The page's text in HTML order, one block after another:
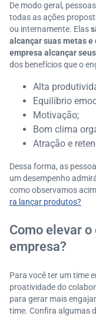
De modo geral,
todas as ações
ou internamente. Elas
alcançar suas metas
empresa alcançar
dos benefícios que o
Alta
Equilíbrio
Motivação;
Bom clima
Atração e
Dessa forma, as
um desempenho
como observamos
ra lançar produtos?
Como elevar
empresa?
Para você ter um time
proatividade do
para gerar mais
time. Confira algumas